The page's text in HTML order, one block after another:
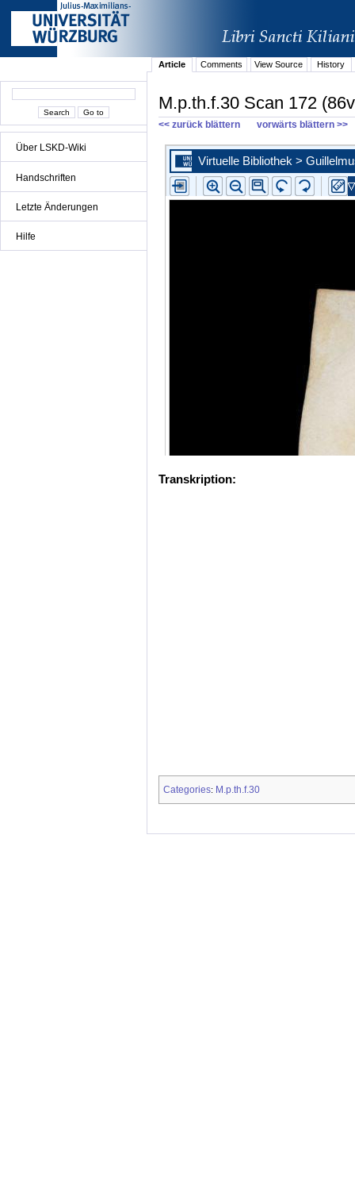
Über LSKD-Wiki
Handschriften
Letzte Änderungen
Hilfe
Article Comments View Source History
M.p.th.f.30 Scan 172
<< zurück blättern vorwärts blättern >>
Transkription:
Categories: M.p.th.f.30